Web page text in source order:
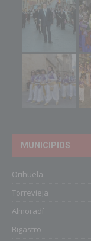
MUNICIPIOS
Orihuela
Torrevieja
Almoradí
Bigastro